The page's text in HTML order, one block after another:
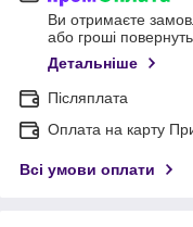
Ви отримаєте
або гроші
Детальніше
Післяплата
Оплата на карту
Всі умови оплати